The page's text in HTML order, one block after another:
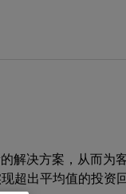
解决方案，从而为
超出平均值的投资